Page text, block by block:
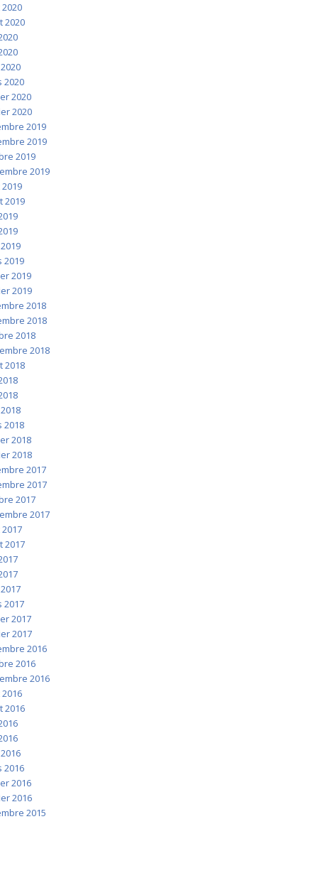
2020
2020
2020
2020
2019
2019
2019
2019
2019
2019
2019
2019
2018
2018
2018
2018
2018
2018
2018
2018
2017
2017
2017
2017
2017
2017
2017
2017
2016
2016
2016
2016
2016
2016
2016
2015